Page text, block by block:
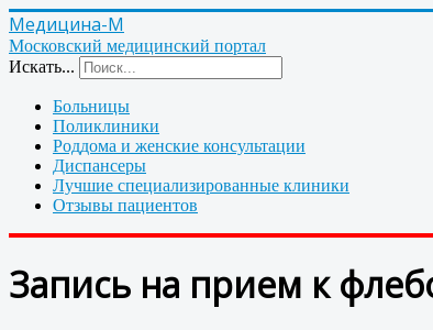
Медицина-М
Московский медицинский портал
Искать...
Больницы
Поликлиники
Роддома и женские консультации
Диспансеры
Лучшие специализированные клиники
Отзывы пациентов
Запись на прием к